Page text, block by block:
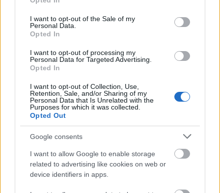
use your data for below specified purposes in below Google
consent section.
I want to opt-out of the Sale of my
Personal Data.
Opted In
I want to opt-out of processing my
Personal Data for Targeted Advertising.
Opted In
I want to opt-out of Collection, Use,
Retention, Sale, and/or Sharing of my
Personal Data that Is Unrelated with the
Purposes for which it was collected.
Opted Out
Google consents
I want to allow Google to enable storage
related to advertising like cookies on web or
device identifiers in apps.
TáncPark - Nyáresti táncélmény
élőben
mtothorsi•2020. június 24.
táncok júliusban Buda legnagyobb, ikonikus
rendezvényhelyszínén, a Millenárison.